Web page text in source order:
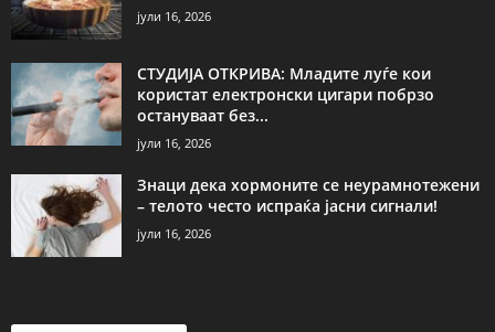
јули 16, 2026
СТУДИЈА ОТКРИВА: Младите луѓе кои
користат електронски цигари побрзо
остануваат без...
јули 16, 2026
Знаци дека хормоните се неурамнотежени
– телото често испраќа јасни сигнали!
јули 16, 2026